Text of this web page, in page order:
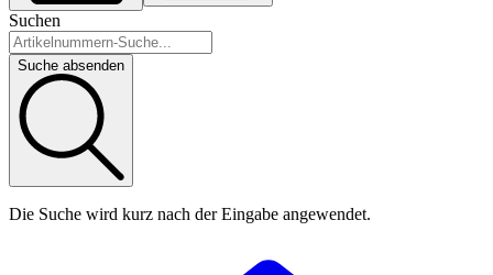
Suchen
Suche absenden
Die Suche wird kurz nach der Eingabe angewendet.